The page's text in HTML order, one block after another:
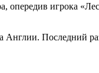
игрока
Последний